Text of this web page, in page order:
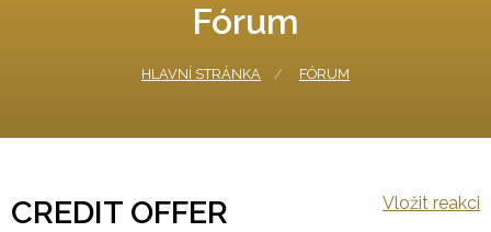
Fórum
HLAVNÍ STRÁNKA FÓRUM
CREDIT OFFER Vložit reakci